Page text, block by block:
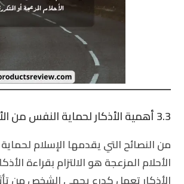
3.3 أهمية الأذكار لحماية النفس من الأحلام المزعجة
من النصائح التي يقدمها الإسلام
الأحلام المزعجة هو الالتزام بقراءة